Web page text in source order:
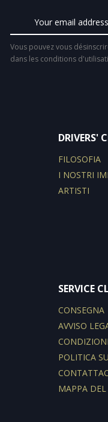
Vous pouvez vous
dans les conditions
DRIVERS'
FILOSOFIA
I NOSTRI
ARTISTI
SERVICE
CONSEGNA
AVVISO
POLITICA
MAPPA DEL